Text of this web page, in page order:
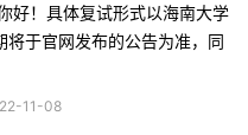
好！具体复试形式以海南大学
于官网发布的公告为准，同
11-08